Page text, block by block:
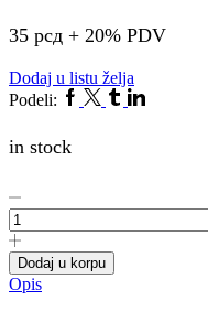
35 рсд + 20% PDV
Dodaj u listu želja
Podeli: Facebook
Twitter
TumblrLinkedin
in stock
Fascikla
A5
sa
dugmetom
prozirna
Dodaj u korpu
Opis